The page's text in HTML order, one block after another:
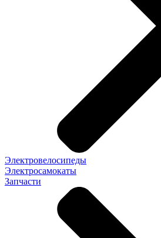
Электровелосипеды
Электросамокаты
Запчасти